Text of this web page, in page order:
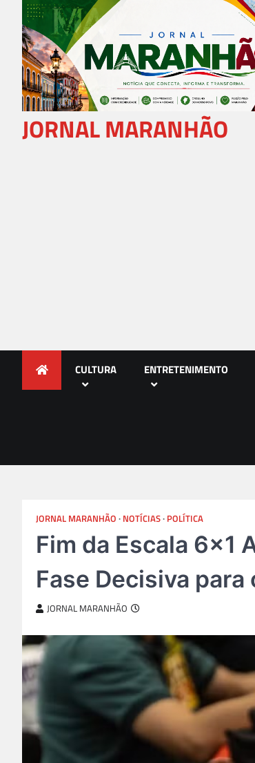
content
JORNAL MARANHÃO
CULTURA ENTRETENIMENTO
JORNAL MARANHÃO NOTÍCIAS POLÍTICA
Fim da Escala 6×1
Fase Decisiva
JORNAL MARANHÃO